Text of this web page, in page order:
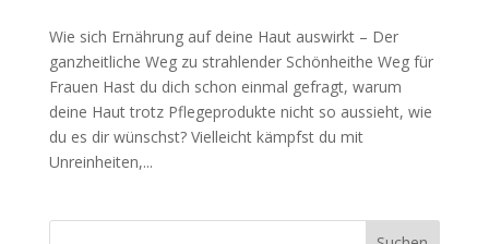
Wie sich Ernährung auf deine Haut auswirkt – Der
ganzheitliche Weg zu strahlender Schönheithe Weg für
Frauen Hast du dich schon einmal gefragt, warum
deine Haut trotz Pflegeprodukte nicht so aussieht, wie
du es dir wünschst? Vielleicht kämpfst du mit
Unreinheiten,...